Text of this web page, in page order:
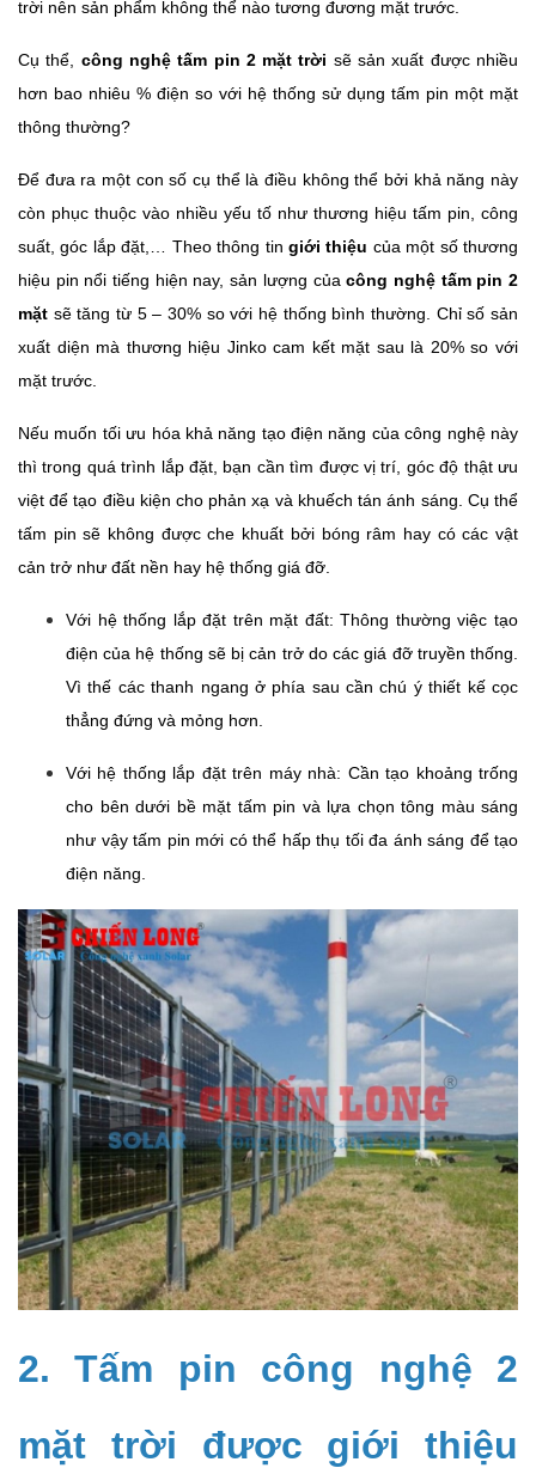
trời nên sản phẩm không thể nào tương đương mặt trước.
Cụ thể, công nghệ tấm pin 2 mặt trời sẽ sản xuất được nhiều
hơn bao nhiêu % điện so với hệ thống sử dụng tấm pin một mặt
thông thường?
Để đưa ra một con số cụ thể là điều không thể bởi khả năng này
còn phục thuộc vào nhiều yếu tố như thương hiệu tấm pin, công
suất, góc lắp đặt,… Theo thông tin giới thiệu của một số thương
hiệu pin nổi tiếng hiện nay, sản lượng củacông nghệ tấm pin 2
mặt sẽ tăng từ 5 – 30% so với hệ thống bình thường. Chỉ số sản
xuất diện mà thương hiệu Jinko cam kết mặt sau là 20% so với
mặt trước.
Nếu muốn tối ưu hóa khả năng tạo điện năng của công nghệ này
thì trong quá trình lắp đặt, bạn cần tìm được vị trí, góc độ thật ưu
việt để tạo điều kiện cho phản xạ và khuếch tán ánh sáng. Cụ thể
tấm pin sẽ không được che khuất bởi bóng râm hay có các vật
cản trở như đất nền hay hệ thống giá đỡ.
Với hệ thống lắp đặt trên mặt đất: Thông thường việc tạo
điện của hệ thống sẽ bị cản trở do các giá đỡ truyền thống.
Vì thế các thanh ngang ở phía sau cần chú ý thiết kế cọc
thẳng đứng và mỏng hơn.
Với hệ thống lắp đặt trên máy nhà: Cần tạo khoảng trống
cho bên dưới bề mặt tấm pin và lựa chọn tông màu sáng
như vậy tấm pin mới có thể hấp thụ tối đa ánh sáng để tạo
điện năng.
2. Tấm pin công nghệ 2
mặt trời được giới thiệu